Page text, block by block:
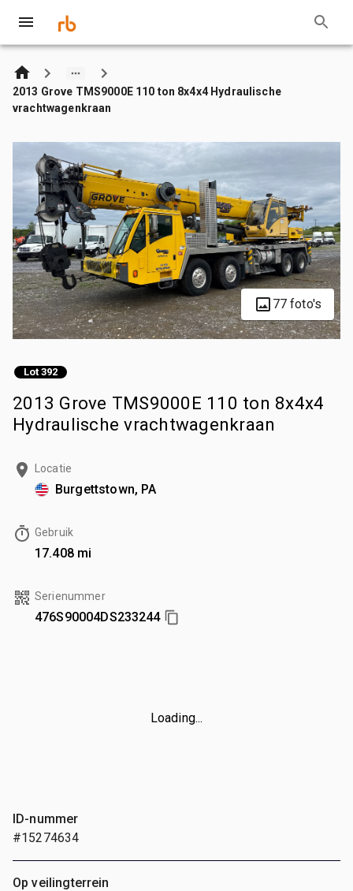
2013 Grove TMS9000E 110 ton 8x4x4 Hydraulische
vrachtwagenkraan
77 foto's
Lot 392
2013 Grove TMS9000E 110 ton 8x4x4
Hydraulische vrachtwagenkraan
Locatie
Burgettstown, PA
Gebruik
17.408 mi
Serienummer
476S90004DS233244
Loading...
ID-nummer
#15274634
Op veilingterrein